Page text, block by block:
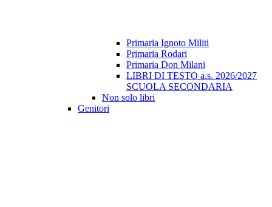
Primaria Ignoto Militi
Primaria Rodari
Primaria Don Milani
LIBRI DI TESTO a.s. 2026/2027
SCUOLA SECONDARIA
Non solo libri
Genitori